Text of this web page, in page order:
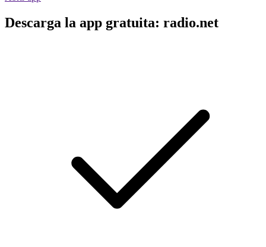
Descarga la app gratuita: radio.net